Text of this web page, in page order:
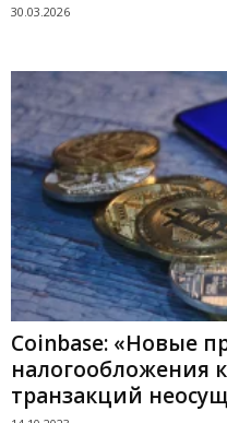
30.03.2026
Coinbase: «Новые
налогообложения
транзакций